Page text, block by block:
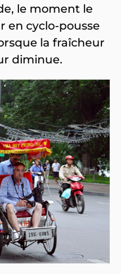
le moment le
en cyclo-pousse
la fraîcheur
diminue.